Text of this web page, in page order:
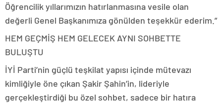
Öğrencilik yıllarımızın hatırlanmasına vesile olan
değerli Genel Başkanımıza gönülden teşekkür ederim.”
HEM GEÇMİŞ HEM GELECEK AYNI SOHBETTE
BULUŞTU
İYİ Parti’nin güçlü teşkilat yapısı içinde mütevazı
kimliğiyle öne çıkan Şakir Şahin’in, lideriyle
gerçekleştirdiği bu özel sohbet, sadece bir hatıra